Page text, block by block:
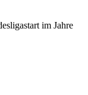
im Jahre